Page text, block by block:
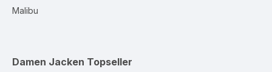
Malibu
Damen Jacken Topseller